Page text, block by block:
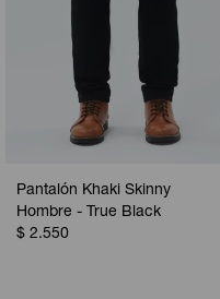
Pantalón Khaki Skinny
Hombre - True Black
$ 2.550